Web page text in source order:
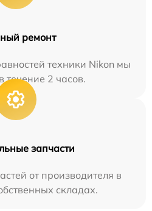
ремонт
техники Nikon мы
течение 2 часов.
запчасти
от производителя в
складах.